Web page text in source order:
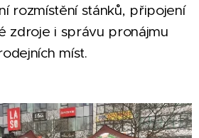
rozmístění stánků, připojení
zdroje i správu pronájmu
míst.